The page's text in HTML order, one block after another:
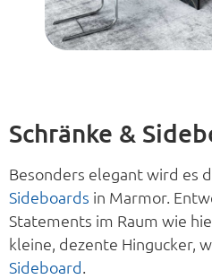
Schränke &
Besonders elegant wird es
Sideboards in Marmor.
Statements im Raum wie
kleine, dezente Hingucker,
Sideboard.